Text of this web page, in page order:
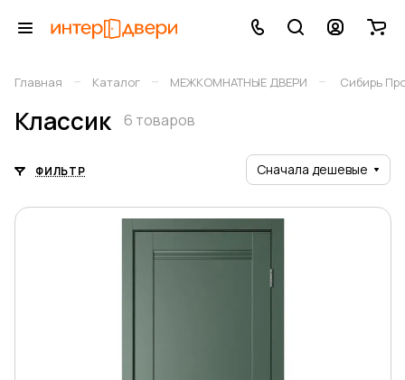
Главная – Каталог – МЕЖКОМНАТНЫЕ ДВЕРИ – Сибирь
Классик 6 товаров
ФИЛЬТР Сначала дешевые